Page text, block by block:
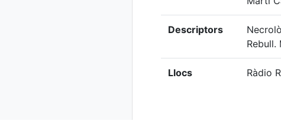
Descriptors
Rebull.
Llocs Ràdio